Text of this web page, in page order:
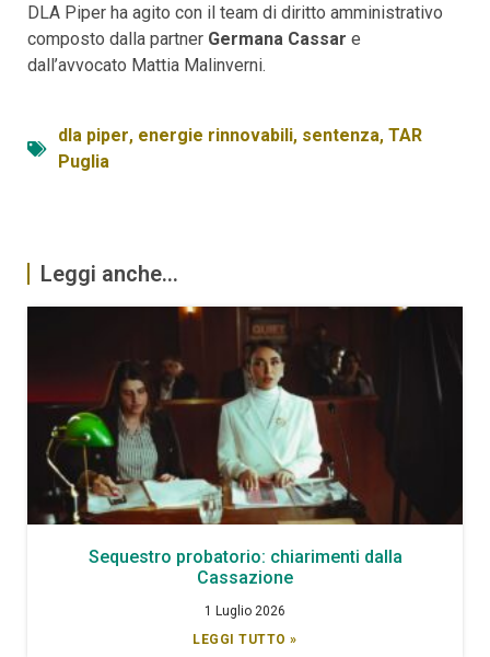
DLA Piper ha agito con il team di diritto amministrativo
composto dalla partner Germana Cassar e
dall’avvocato Mattia Malinverni.
dla piper, energie rinnovabili, sentenza, TAR
Puglia
Leggi anche...
Sequestro probatorio: chiarimenti dalla
Cassazione
1 Luglio 2026
LEGGI TUTTO »